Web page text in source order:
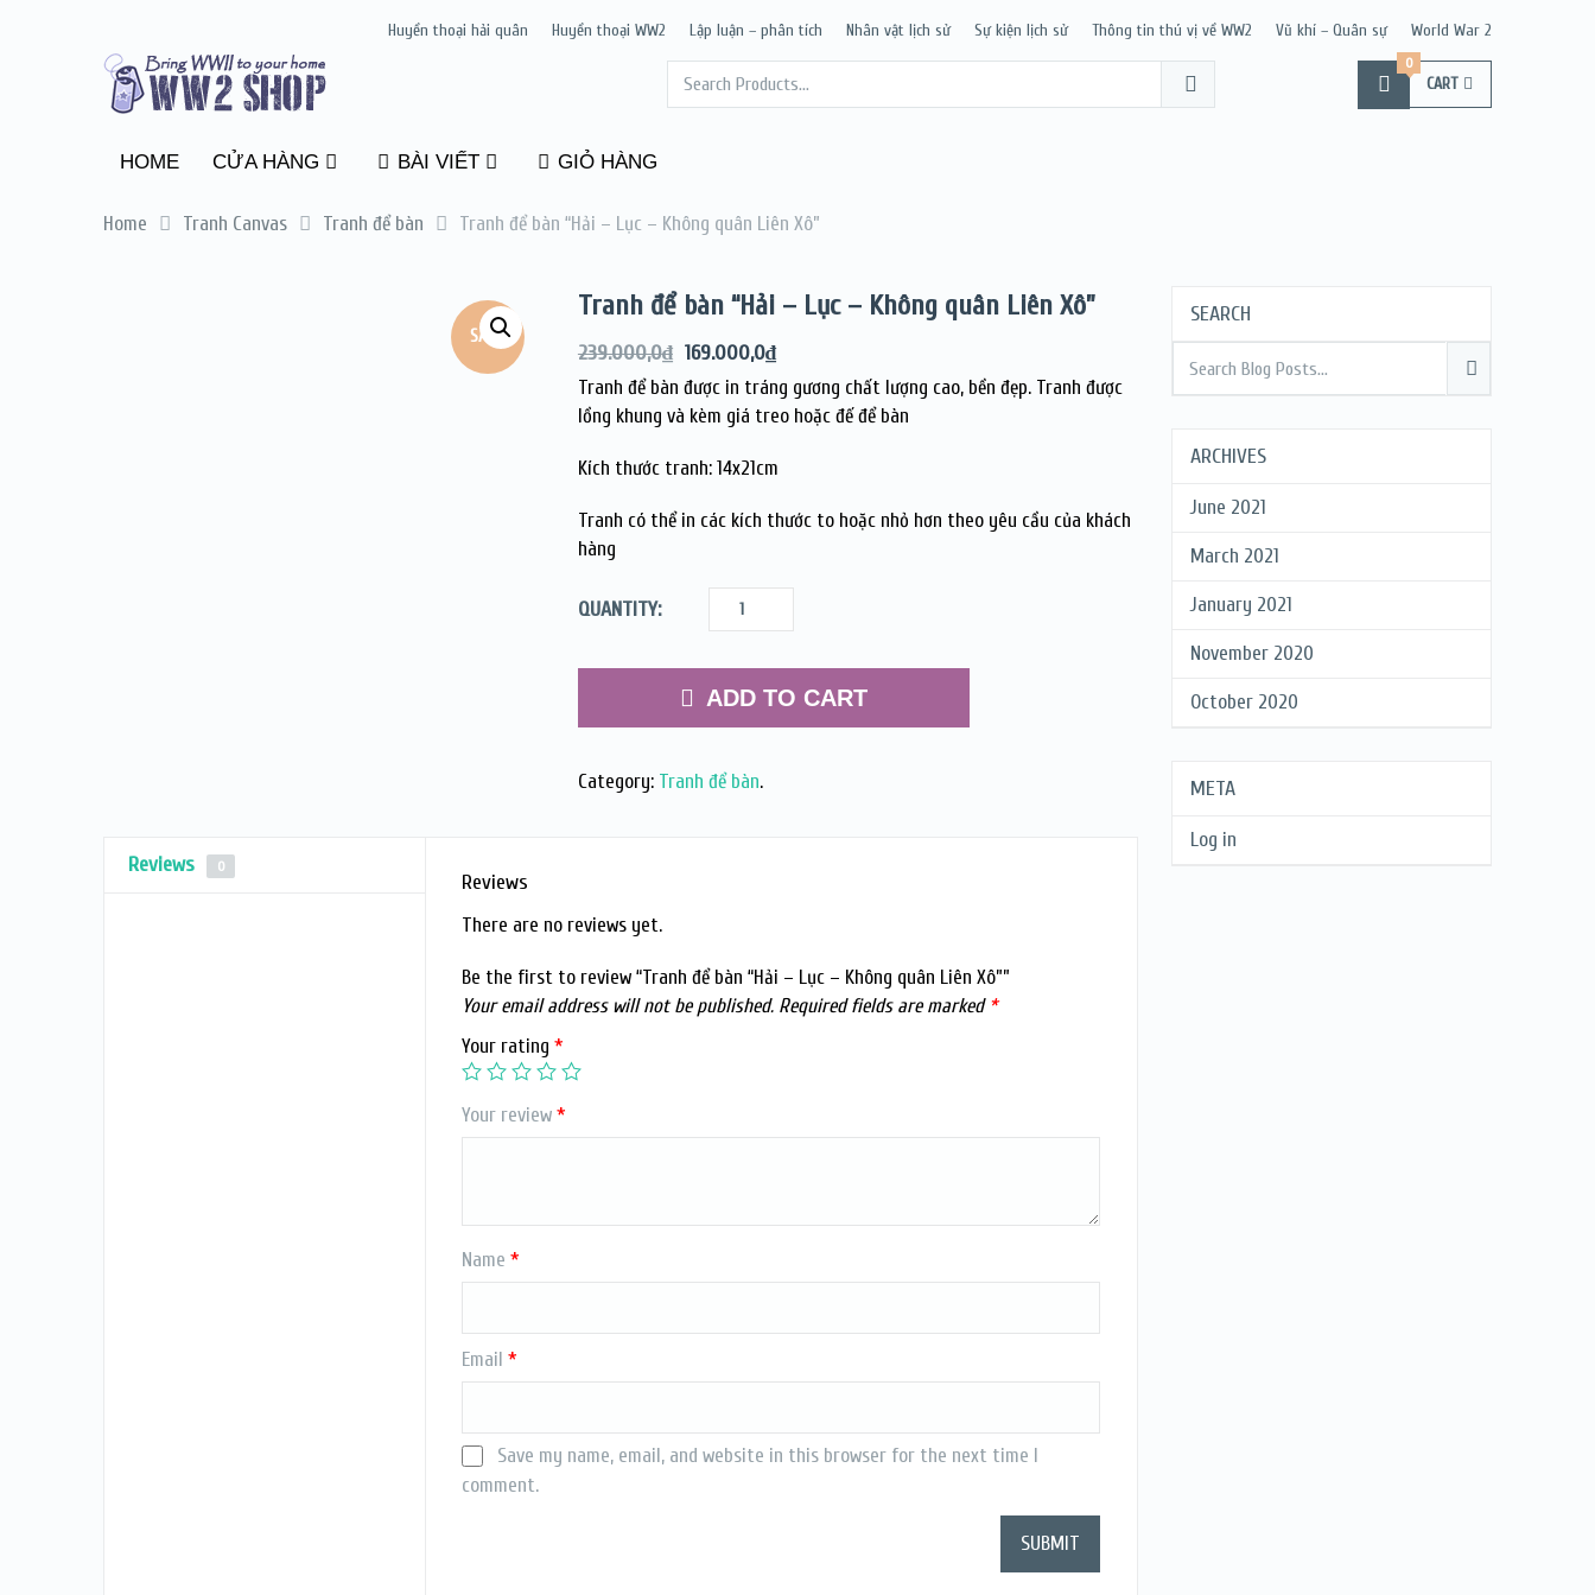
Huyền thoại hải quân Huyền thoại WW2 Lập luận – phân tích Nhân vật lịch sử Sự kiện lịch sử Thông tin thú vị về WW2 Vũ khí – Quân sự World War 2
CART
0
HOME CỬA HÀNG BÀI VIẾT GIỎ HÀNG
Home Tranh Canvas Tranh để bàn Tranh để bàn “Hải – Lục – Không quân Liên Xô”
SALE!
Tranh để bàn “Hải – Lục – Không quân Liên Xô”
239.000,0₫ 169.000,0₫
Tranh để bàn được in tráng gương chất lượng cao, bền đẹp. Tranh được
lồng khung và kèm giá treo hoặc đế để bàn
Kích thước tranh: 14x21cm
Tranh có thể in các kích thước to hoặc nhỏ hơn theo yêu cầu của khách
hàng
QUANTITY:
ADD TO CART
Category: Tranh để bàn.
Reviews 0
Reviews
There are no reviews yet.
Be the first to review “Tranh để bàn “Hải – Lục – Không quân Liên Xô””
Your email address will not be published. Required fields are marked *
Your rating*
Your review*
Name*
Email*
Save my name, email, and website in this browser for the next time I
comment.
SEARCH
ARCHIVES
June 2021
March 2021
January 2021
November 2020
October 2020
META
Log in